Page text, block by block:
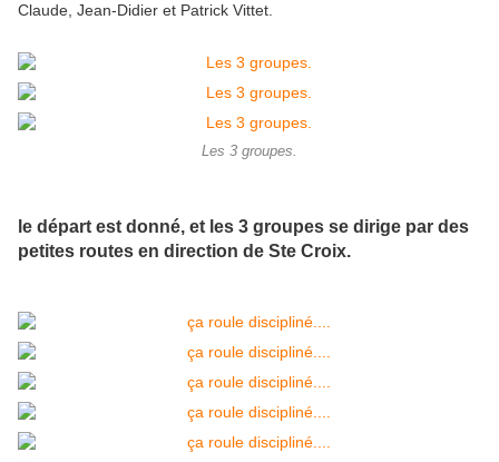
Claude, Jean-Didier et Patrick Vittet.
Les 3 groupes.
le départ est donné, et les 3 groupes se dirige par des
petites routes en direction de Ste Croix.